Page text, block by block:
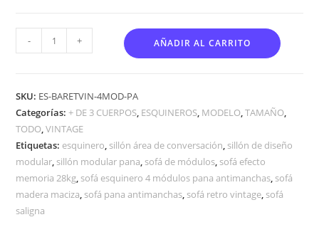
- + AÑADIR AL CARRITO
SKU: ES-BARETVIN-4MOD-PA
Categorías:+ DE 3 CUERPOS, ESQUINEROS, MODELO,TAMAÑO,
TODO,VINTAGE
Etiquetas: esquinero, sillón área de conversación, sillón de diseño
modular, sillón modular pana, sofá de módulos, sofá efecto
memoria 28kg, sofá esquinero 4 módulos pana antimanchas, sofá
madera maciza, sofá pana antimanchas, sofá retro vintage, sofá
saligna